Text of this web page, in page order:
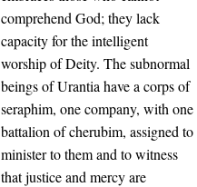
comprehend God; they lack
capacity for the intelligent
worship of Deity. The subnormal
beings of Urantia have a corps of
seraphim, one company, with one
battalion of cherubim, assigned to
minister to them and to witness
that justice and mercy are